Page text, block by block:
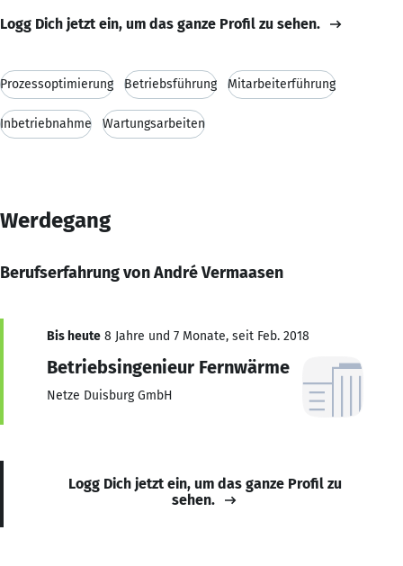
Logg Dich jetzt ein, um das ganze Profil zu sehen.
Prozessoptimierung Betriebsführung Mitarbeiterführung
Inbetriebnahme Wartungsarbeiten
Werdegang
Berufserfahrung von André Vermaasen
Bis heute 8 Jahre und 7 Monate, seit Feb. 2018
Betriebsingenieur Fernwärme
Netze Duisburg GmbH
Logg Dich jetzt ein, um das ganze Profil zu
sehen.